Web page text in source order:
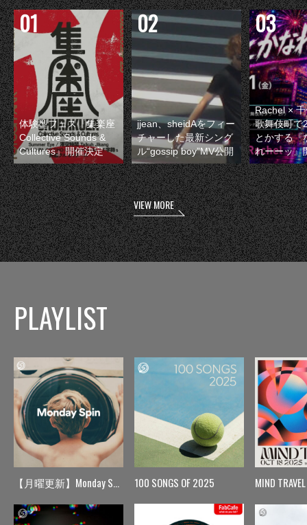
体験型フェス『集楽座
Collective Sounds &
Cultures』開催決定
jjean、sheidAをフィー
チャーした最新シング
ル“gossip boy”MV公開
Rachel ×
歌舞伎町で
とかする『
れーーッ』
VIEW MORE
PLAYLIST
【月曜更新】Monday Spin 100 SONGS OF 2025 MIND TRAVEL